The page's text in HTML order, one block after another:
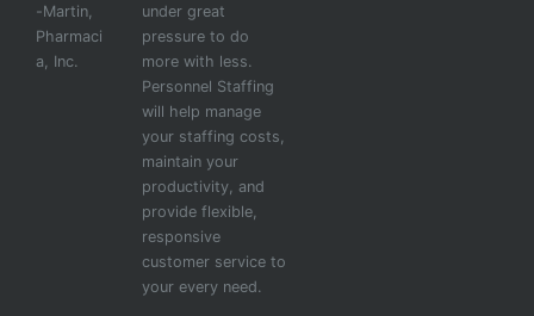
-Martin,
Pharmaci
a, Inc.
under great
pressure to do
more with less.
Personnel Staffing
will help manage
your staffing costs,
maintain your
productivity, and
provide flexible,
responsive
customer service to
your every need.